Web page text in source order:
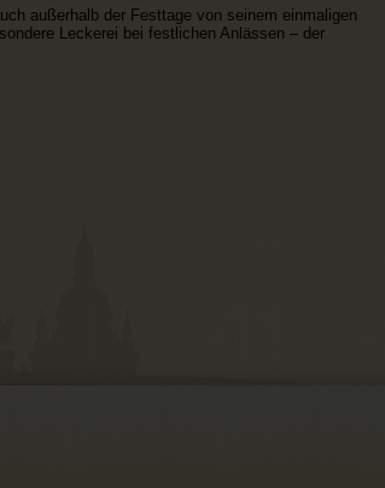
außerhalb der Festtage von seinem einmaligen
Leckerei bei festlichen Anlässen – der